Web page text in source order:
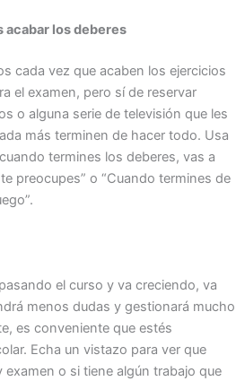
acabar los deberes
cada vez que acaben los ejercicios
el examen, pero sí de reservar
o alguna serie de televisión que les
más terminen de hacer todo. Usa
termines los deberes, vas a
preocupes” o “Cuando termines de
el curso y va creciendo, va
menos dudas y gestionará mucho
es conveniente que estés
Echa un vistazo para ver que
o si tiene algún trabajo que